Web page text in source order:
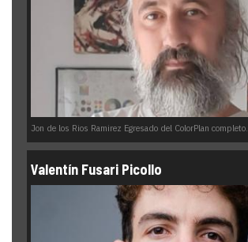
Jon de los Rios Ramirez Egresado del ColorPlan completo...
Valentín Fusari Picollo